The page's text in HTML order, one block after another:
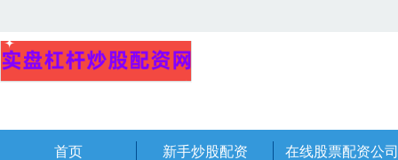
首页 新手炒股配资 在线股票配资公司